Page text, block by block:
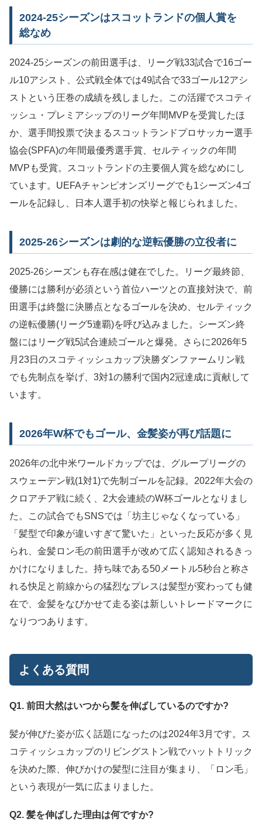
2024-25シーズンはスコットランドの個人賞を
総なめ
2024-25シーズンの前田選手は、リーグ戦33試合で16ゴー
ル10アシスト、公式戦全体では49試合で33ゴール12アシ
ストという圧巻の成績を残しました。この活躍でスコティ
ッシュ・プレミアシップのリーグ年間MVPを受賞したほ
か、選手間投票で決まるスコットランドプロサッカー選手
協会(SPFA)の年間最優秀選手賞、セルティックの年間
MVPも受賞。スコットランドの主要個人賞を総なめにし
ています。UEFAチャンピオンズリーグでも1シーズン4ゴ
ールを記録し、日本人選手初の快挙と報じられました。
2025-26シーズンは劇的な逆転優勝の立役者に
2025-26シーズンも存在感は健在でした。リーグ最終節、
優勝には勝利が必須という首位ハーツとの直接対決で、前
田選手は終盤に決勝点となるゴールを決め、セルティック
の逆転優勝(リーグ5連覇)を呼び込みました。シーズン終
盤にはリーグ戦5試合連続ゴールと爆発。さらに2026年5
月23日のスコティッシュカップ決勝ダンファームリン戦
でも先制点を挙げ、3対1の勝利で国内2冠達成に貢献して
います。
2026年W杯でもゴール、金髪姿が再び話題に
2026年の北中米ワールドカップでは、グループリーグの
スウェーデン戦(1対1)で先制ゴールを記録。2022年大会の
クロアチア戦に続く、2大会連続のW杯ゴールとなりまし
た。この試合でもSNSでは「坊主じゃなくなっている」
「髪型で印象が違いすぎて驚いた」といった反応が多く見
られ、金髪ロン毛の前田選手が改めて広く認知されるきっ
かけになりました。持ち味である50メートル5秒台と称さ
れる快足と前線からの猛烈なプレスは髪型が変わっても健
在で、金髪をなびかせて走る姿は新しいトレードマークに
なりつつあります。
よくある質問
Q1. 前田大然はいつから髪を伸ばしているのですか?
髪が伸びた姿が広く話題になったのは2024年3月です。ス
コティッシュカップのリビングストン戦でハットトリック
を決めた際、伸びかけの髪型に注目が集まり、「ロン毛」
という表現が一気に広まりました。
Q2. 髪を伸ばした理由は何ですか?